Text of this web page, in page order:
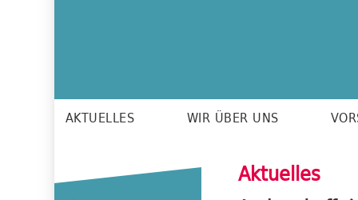
AKTUELLES WIR ÜBER UNS
Aktuelles